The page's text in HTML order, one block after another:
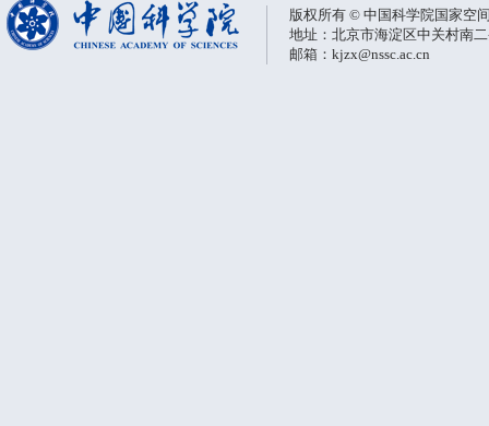
版权所有 © 中国科学院国家空
地址：北京市海淀区中关村南
邮箱：kjzx@nssc.ac.cn